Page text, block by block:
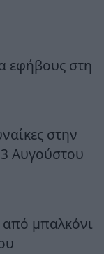
εφήβους στη
στην
Αυγούστου
μπαλκόνι